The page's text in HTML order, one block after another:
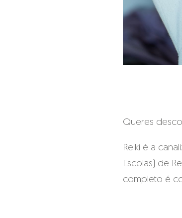
Queres
Reiki é a
Escolas) de
completo é